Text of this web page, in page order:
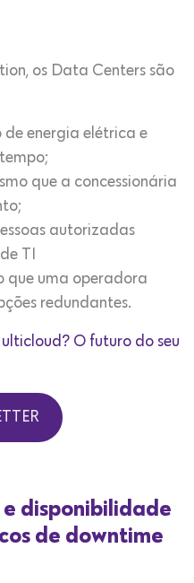
os Data Centers são
de energia elétrica e
que a concessionária
autorizadas
TI
que uma operadora
redundantes.
O futuro do seu
disponibilidade
de downtime